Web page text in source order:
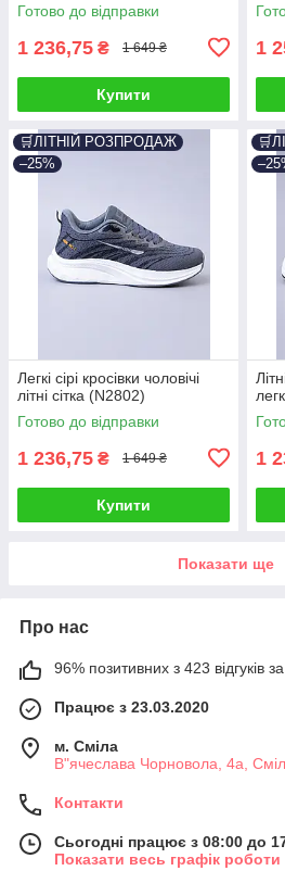
Готово до відправки
1 236,75 ₴ 1 649 ₴
Купити
1
🛒ЛІТНІЙ РОЗПРОДАЖ
–25%
Легкі сірі кросівки чоловічі
літні сітка (N2802)
Готово до відправки
1 236,75 ₴ 1 649 ₴
Купити
1
Показати ще
Про нас
96% позитивних з 423 відгуків за
Працює з 23.03.2020
м. Сміла
В"ячеслава Чорновола, 4а,
Контакти
Сьогодні працює з 08:00 до
Показати весь графік роботи